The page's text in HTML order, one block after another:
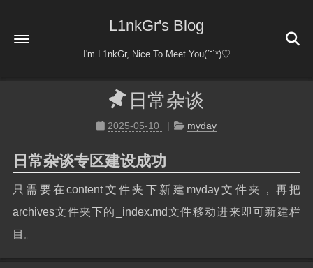
L1nkGr's Blog
I'm L1nkGr, Nice To Meet You(ˊ˘ˋ*)♡
友情链接
日常杂谈
日常杂谈
2025-05-10 myday
日常杂谈专区建设成功
只需要在content文件夹下新建myday文件夹，再把
archives文件夹下的_index.md文件移动进来即可新建栏
目。